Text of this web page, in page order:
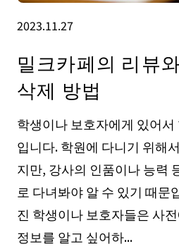
2023.11.27
밀크카페의 리뷰
삭제 방법
학생이나 보호자에게 있어
입니다. 학원에 다니기 위해
지만, 강사의 인품이나 능력
로 다녀봐야 알 수 있기 때문
진 학생이나 보호자들은 사
정보를 알고 싶어하...